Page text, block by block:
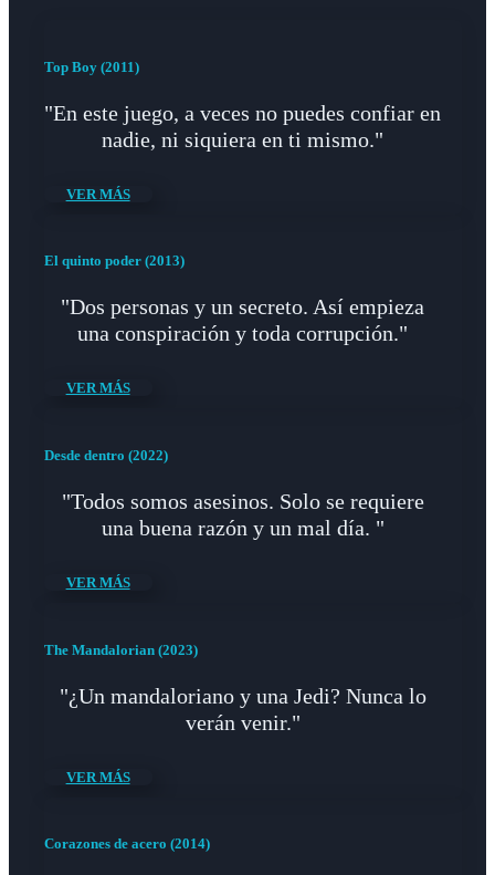
Top Boy (2011)
"En este juego, a veces no puedes confiar en
nadie, ni siquiera en ti mismo."
VER MÁS
El quinto poder (2013)
"Dos personas y un secreto. Así empieza
una conspiración y toda corrupción."
VER MÁS
Desde dentro (2022)
"Todos somos asesinos. Solo se requiere
una buena razón y un mal día. "
VER MÁS
The Mandalorian (2023)
"¿Un mandaloriano y una Jedi? Nunca lo
verán venir."
VER MÁS
Corazones de acero (2014)